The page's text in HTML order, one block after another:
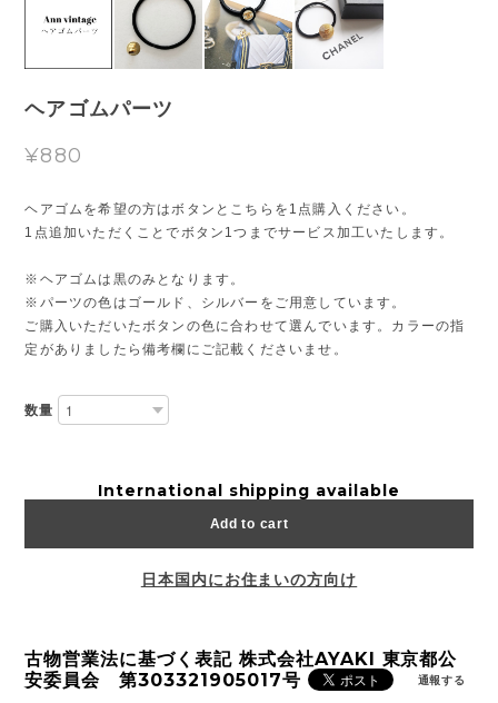
ヘアゴムパーツ
¥880
ヘアゴムを希望の方はボタンとこちらを1点購入ください。
1点追加いただくことでボタン1つまでサービス加工いたします。
※ヘアゴムは黒のみとなります。
※パーツの色はゴールド、シルバーをご用意しています。
ご購入いただいたボタンの色に合わせて選んでいます。カラーの指
定がありましたら備考欄にご記載くださいませ。
数量
International shipping available
Add to cart
日本国内にお住まいの方向け
古物営業法に基づく表記 株式会社AYAKI 東京都公
安委員会 第303321905017号
通報する